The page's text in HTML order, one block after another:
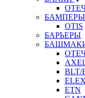
БАМПЕРЫ
OTIS
БАРЬЕРЫ
BLT/
ELEX
ETN